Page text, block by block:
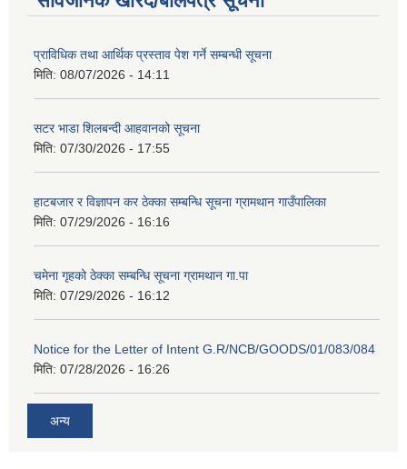
प्राविधिक तथा आर्थिक प्रस्ताव पेश गर्ने सम्बन्धी सूचना
मिति: 08/07/2026 - 14:11
सटर भाडा शिलबन्दी आहवानको सूचना
मिति: 07/30/2026 - 17:55
हाटबजार र विज्ञापन कर ठेक्का सम्बन्धि सूचना ग्रामथान गाउँपालिका
मिति: 07/29/2026 - 16:16
चमेना गृहको ठेक्का सम्बन्धि सूचना ग्रामथान गा.पा
मिति: 07/29/2026 - 16:12
Notice for the Letter of Intent G.R/NCB/GOODS/01/083/084
मिति: 07/28/2026 - 16:26
अन्य